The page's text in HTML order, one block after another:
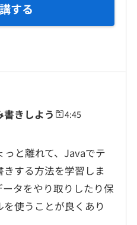
する
きしよう 4:45
と離れて、Javaでテ
する方法を学習しま
タをやり取りしたり保
使うことが良くあり